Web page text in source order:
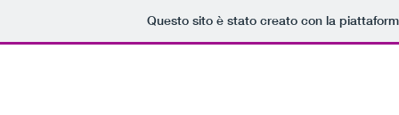
Questo sito è stato creato con la